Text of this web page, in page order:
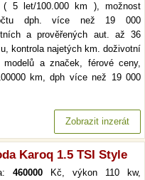
( 5 let/100.000 km ), možnost
dph. více než 19 000
a prověřených aut. až 36
kontrola najetých km. doživotní
a značek, férové ceny,
km, dph více než 19 000
Zobrazit inzerát
Karoq 1.5 TSI Style
460000 Kč, výkon 110 kw,